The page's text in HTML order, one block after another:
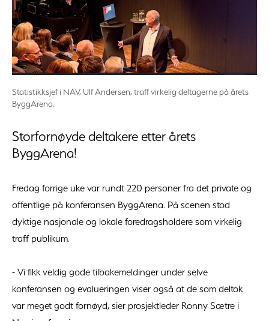
Statistikksjef i NAV, Ulf Andersen, traff virkelig deltagerne på årets
ByggArena.
Storfornøyde deltakere etter årets
ByggArena!
Fredag forrige uke var rundt 220 personer fra det private og
offentlige på konferansen ByggArena. På scenen stod
dyktige nasjonale og lokale foredragsholdere som virkelig
traff publikum.
- Vi fikk veldig gode tilbakemeldinger under selve
konferansen og evalueringen viser også at de som deltok
var meget godt fornøyd, sier prosjektleder Ronny Sætre i